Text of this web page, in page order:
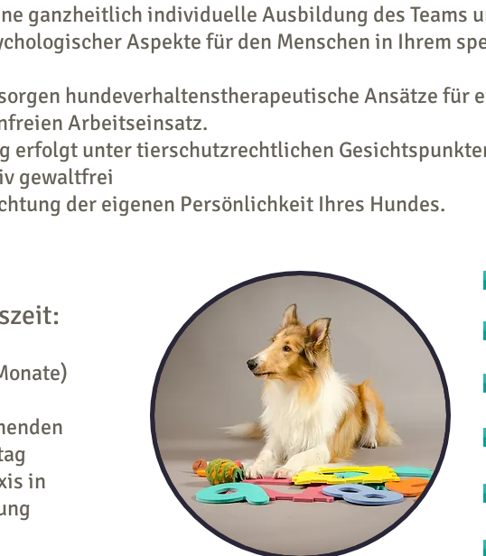
ganzheitlich individuelle Ausbildung des Teams
Aspekte für den Menschen in Ihrem
hundeverhaltenstherapeutische Ansätze für
Arbeitseinsatz.
erfolgt unter tierschutzrechtlichen
gewaltfrei
der eigenen Persönlichkeit Ihres Hundes.
in